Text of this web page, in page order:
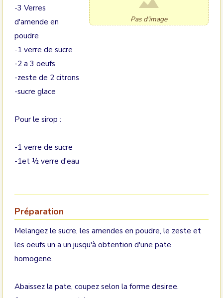
Pas d'image
-3 Verres
d'amende en
poudre
-1 verre de sucre
-2 a 3 oeufs
-zeste de 2 citrons
-sucre glace
Pour le sirop :
-1 verre de sucre
-1et ½ verre d'eau
Préparation
Melangez le sucre, les amendes en poudre, le zeste et
les oeufs un a un jusqu'à obtention d'une pate
homogene.
Abaissez la pate, coupez selon la forme desiree.